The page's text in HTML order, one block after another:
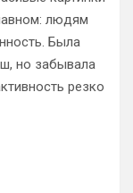
людям
Была
но забывала
резко